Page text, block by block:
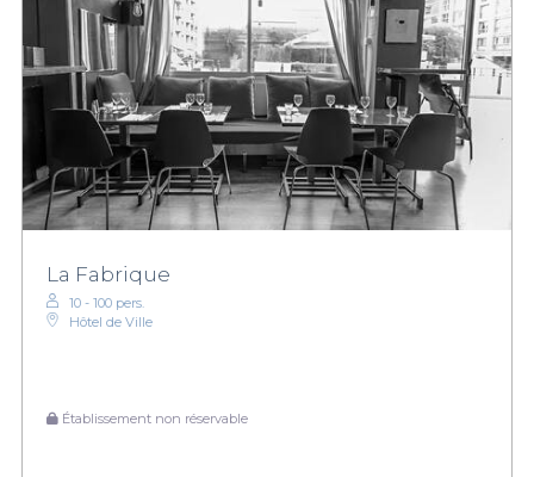
La Fabrique
10 - 100 pers.
Hôtel de Ville
Établissement non réservable